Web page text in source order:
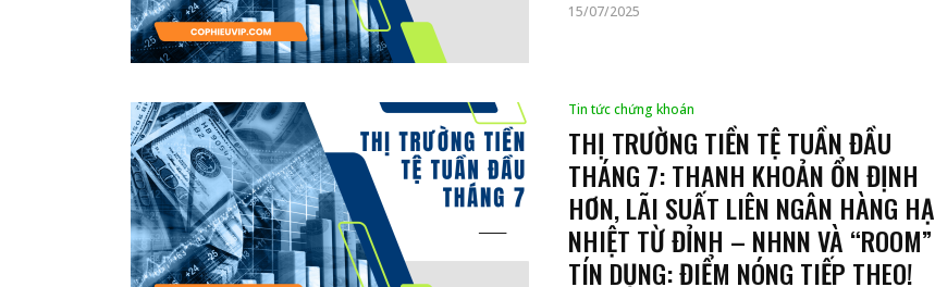
15/07/2025
Tin tức chứng khoán
THỊ TRƯỜNG TIỀN TỆ TUẦN ĐẦU
THÁNG 7: THANH KHOẢN ỔN ĐỊNH
HƠN, LÃI SUẤT LIÊN NGÂN HÀNG HẠ
NHIỆT TỪ ĐỈNH – NHNN VÀ “ROOM”
TÍN DỤNG: ĐIỂM NÓNG TIẾP THEO!